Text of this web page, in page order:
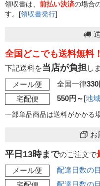
領収書は、 前払い決済の場合
す。[領収書発行]
全国どこでも送料無料！
下記送料を当店が負担し
メール便
全国一律330
宅配便
550円～[地
一部単品商品は送料がかかる
お
平日13時までのご注文で
メール便
配達日数の